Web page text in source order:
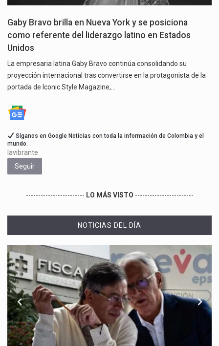
Gaby Bravo brilla en Nueva York y se posiciona
como referente del liderazgo latino en Estados
Unidos
La empresaria latina Gaby Bravo continúa consolidando su
proyección internacional tras convertirse en la protagonista de la
portada de Iconic Style Magazine,…
Síganos en Google Noticias con toda la información de Colombia y el
mundo.
lavibrante
Seguir
------------------------ LO MÁS VISTO ------------------------
NOTICIAS DEL DÍA